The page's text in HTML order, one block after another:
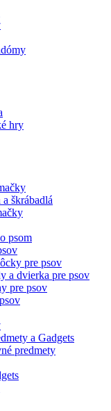
hry
škrábadlá
psom
pre psov
a dvierka pre psov
pre psov
a Gadgets
predmety